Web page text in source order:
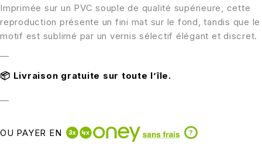
Imprimée sur un PVC souple de qualité supérieure, cette
reproduction présente un fini mat sur le fond, tandis que le
motif est sublimé par un vernis sélectif élégant et discret.
—
📦 Livraison gratuite sur toute l’île.
—
OU PAYER EN ?